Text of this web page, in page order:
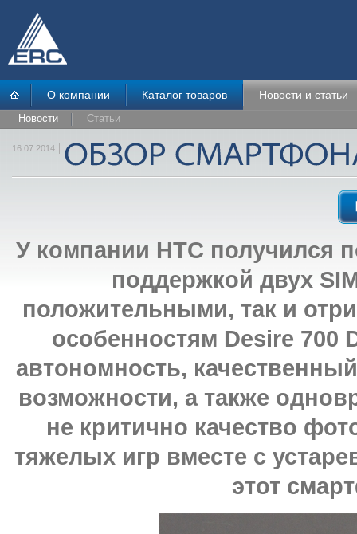
О компании Каталог товаров Новости и статьи
Новости Статьи
16.07.2014
У компании HTC получился
поддержкой двух
положительными, так и
особенностям Desire 700
автономность,
возможности, а также
не критично качество
тяжелых игр вместе с
этот